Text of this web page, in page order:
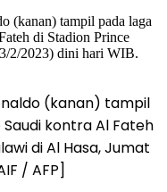
(kanan) tampil
kontra Al Fateh
di Al Hasa, Jumat
/ AFP]